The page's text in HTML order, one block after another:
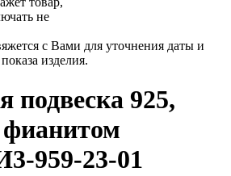
не
с Вами для уточнения даты и
изделия.
подвеска 925,
фианитом
959-23-01